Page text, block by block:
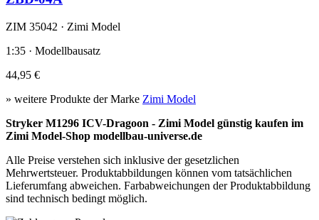
ZIM 35042 · Zimi Model
1:35 · Modellbausatz
44,95 €
» weitere Produkte der Marke Zimi Model
Stryker M1296 ICV-Dragoon - Zimi Model günstig kaufen im
Zimi Model-Shop modellbau-universe.de
Alle Preise verstehen sich inklusive der gesetzlichen
Mehrwertsteuer. Produktabbildungen können vom tatsächlichen
Lieferumfang abweichen. Farbabweichungen der Produktabbildung
sind technisch bedingt möglich.